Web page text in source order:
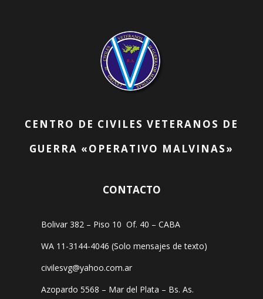
CENTRO DE CIVILES VETERANOS DE
GUERRA «OPERATIVO MALVINAS»
CONTACTO
Bolivar 382 – Piso 10 Of. 40 – CABA
WA 11-3144-4046 (Solo mensajes de texto)
civilesvg@yahoo.com.ar
Azopardo 5568 – Mar del Plata – Bs. As.